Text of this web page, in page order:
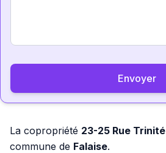
Envoyer
La copropriété 23-25 Rue Trinité
commune de Falaise.